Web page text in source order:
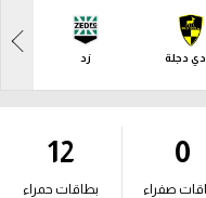
دجلة زد
0
صفراء
12
بطاقات حمراء